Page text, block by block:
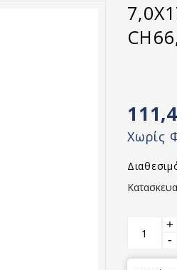
Χωρίς
+
-